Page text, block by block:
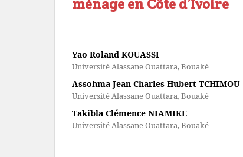
ménage en Côte d’Ivoire
Yao Roland KOUASSI
Université Alassane Ouattara, Bouaké
Assohma Jean Charles Hubert TCHIMOU
Université Alassane Ouattara, Bouaké
Takibla Clémence NIAMIKE
Université Alassane Ouattara, Bouaké